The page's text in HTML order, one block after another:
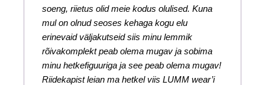
soeng, riietus olid meie kodus olulised. Kuna
mul on olnud seoses kehaga kogu elu
erinevaid väljakutseid siis minu lemmik
rõivakomplekt peab olema mugav ja sobima
minu hetkefiguuriga ja see peab olema mugav!
Riidekapist leian ma hetkel viis LUMM wear’i